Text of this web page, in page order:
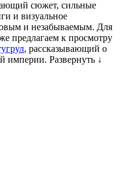
сюжет, сильные
и визуальное
и незабываемым. Для
предлагаем к просмотру
, рассказывающий о
империи. Развернуть ↓